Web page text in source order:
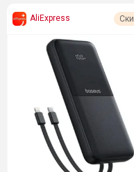
AliExpress